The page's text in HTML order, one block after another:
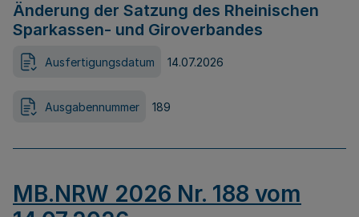
Änderung der Satzung des Rheinischen
Sparkassen- und Giroverbandes
Ausfertigungsdatum 14.07.2026
Ausgabennummer 189
MB.NRW 2026 Nr. 188 vom